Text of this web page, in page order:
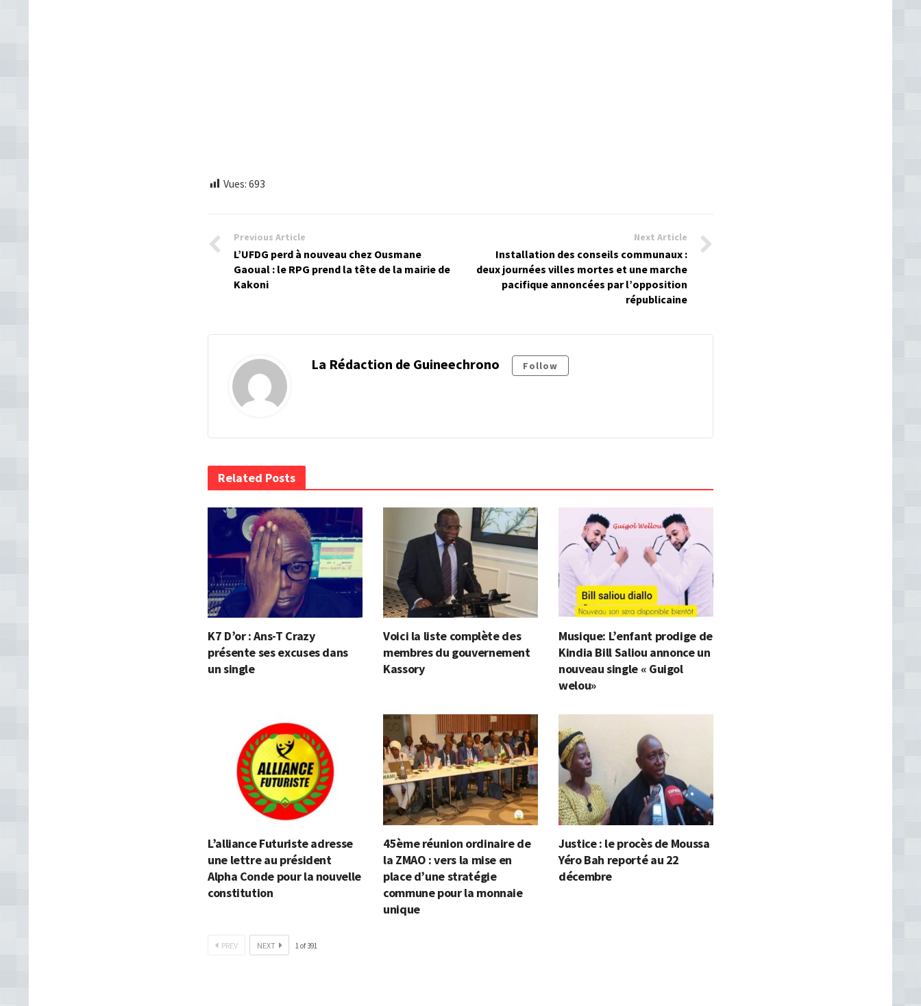
Vues: 693
Previous Article
L’UFDG perd à nouveau chez Ousmane
Gaoual : le RPG prend la tête de la mairie de
Kakoni
Next Article
Installation des conseils communaux :
deux journées villes mortes et une marche
pacifique annoncées par l’opposition
républicaine
La Rédaction de Guineechrono Follow
Related Posts
K7 D’or : Ans-T Crazy
présente ses excuses dans
un single
Voici la liste complète des
membres du gouvernement
Kassory
Musique: L’enfant prodige de
Kindia Bill Saliou annonce un
nouveau single « Guigol
welou»
L’alliance Futuriste adresse
une lettre au président
Alpha Conde pour la nouvelle
constitution
45ème réunion ordinaire de
la ZMAO : vers la mise en
place d’une stratégie
commune pour la monnaie
unique
Justice : le procès de Moussa
Yéro Bah reporté au 22
décembre
PREV NEXT 1 of391